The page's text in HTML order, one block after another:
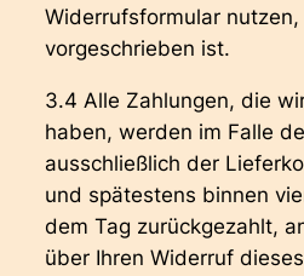
Widerrufsformular
vorgeschrieben ist.
3.4 Alle Zahlungen, die
haben, werden im Falle
ausschließlich der
und spätestens binnen
dem Tag zurückgezahlt,
über Ihren Widerruf